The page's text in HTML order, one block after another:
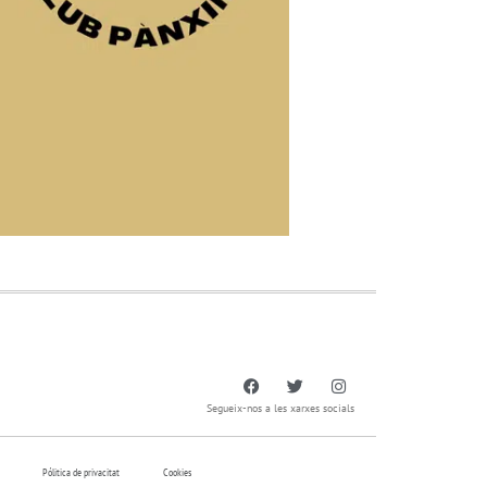
Segueix-nos a les xarxes socials
Pólitica de privacitat Cookies